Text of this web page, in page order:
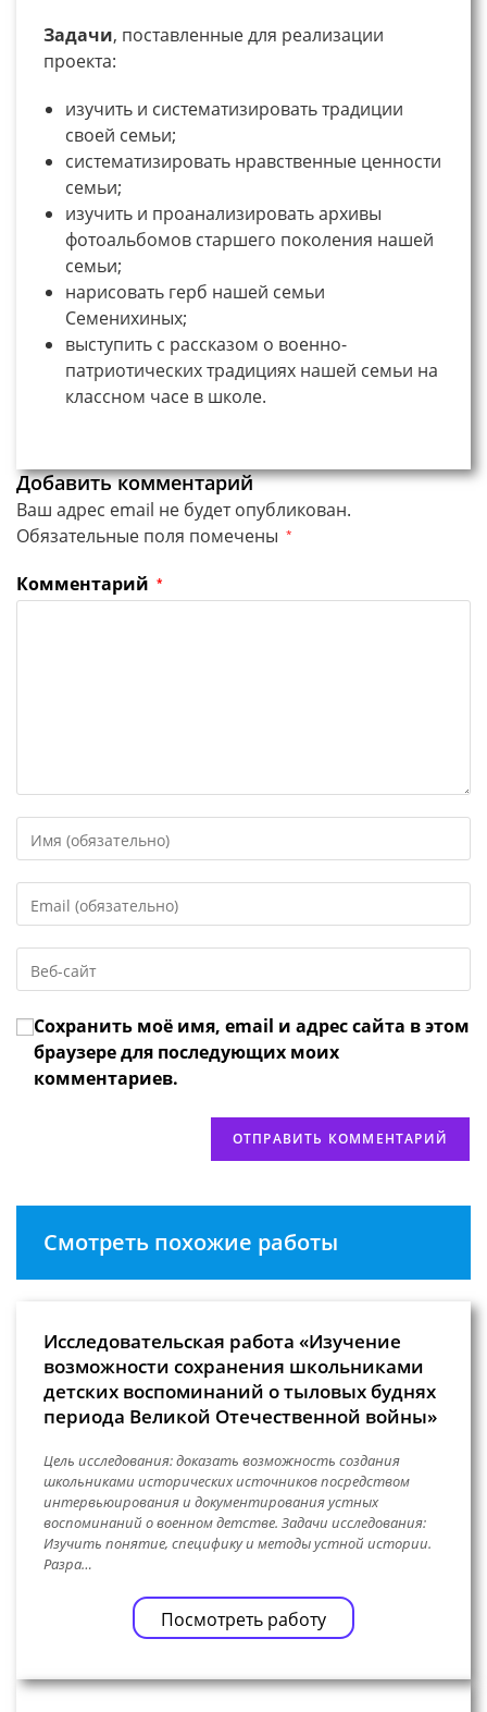
Задачи, поставленные для реализации
проекта:
изучить и систематизировать традиции
своей семьи;
систематизировать нравственные ценности
семьи;
изучить и проанализировать архивы
фотоальбомов старшего поколения нашей
семьи;
нарисовать герб нашей семьи
Семенихиных;
выступить с рассказом о военно-
патриотических традициях нашей семьи на
классном часе в школе.
Добавить комментарий
Ваш адрес email не будет опубликован.
Обязательные поля помечены *
Комментарий *
свое
или
имя
чтобы
прокомментировать
свой
адрес,
чтобы
URL
веб-
сайта
(необязательно)
Сохранить моё имя, email и адрес сайта в этом
браузере для последующих моих
комментариев.
Смотреть похожие работы
Исследовательская работа «Изучение
возможности сохранения школьниками
детских воспоминаний о тыловых буднях
периода Великой Отечественной войны»
Цель исследования: доказать возможность создания
школьниками исторических источников посредством
интервьюирования и документирования устных
воспоминаний о военном детстве. Задачи исследования:
Изучить понятие, специфику и методы устной истории.
Разра…
Посмотреть работу